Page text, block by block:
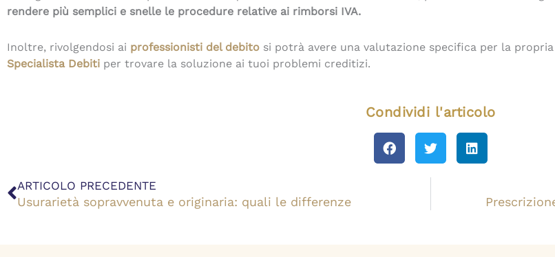
rendere più semplici e snelle le procedure relative ai rimborsi IVA.
Inoltre, rivolgendosi ai professionisti del debito si potrà avere una valutazione specifica per la
Specialista Debiti per trovare la soluzione ai tuoi problemi creditizi.
Condividi l'articolo
Precedente
ARTICOLO PRECEDENTE
Usurarietà sopravvenuta e originaria: quali le differenze